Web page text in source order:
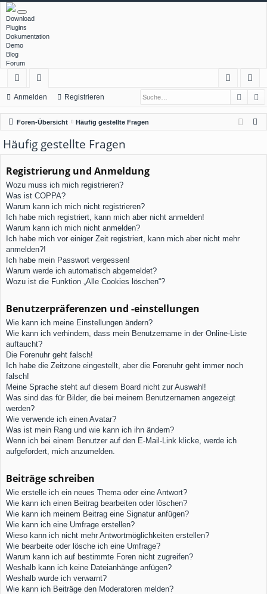
Download
Plugins
Dokumentation
Demo
Blog
Forum
ch
ne
llz
ug
rif
f
or
en
m
el
de
ist
rie
re
Anmelden Registrieren
Foren-Übersicht Häufig gestellte Fragen
Häufig gestellte Fragen
Registrierung und Anmeldung
Wozu muss ich mich registrieren?
Was ist COPPA?
Warum kann ich mich nicht registrieren?
Ich habe mich registriert, kann mich aber nicht anmelden!
Warum kann ich mich nicht anmelden?
Ich habe mich vor einiger Zeit registriert, kann mich aber nicht mehr
anmelden?!
Ich habe mein Passwort vergessen!
Warum werde ich automatisch abgemeldet?
Wozu ist die Funktion „Alle Cookies löschen“?
Benutzerpräferenzen und -einstellungen
Wie kann ich meine Einstellungen ändern?
Wie kann ich verhindern, dass mein Benutzername in der Online-Liste
auftaucht?
Die Forenuhr geht falsch!
Ich habe die Zeitzone eingestellt, aber die Forenuhr geht immer noch
falsch!
Meine Sprache steht auf diesem Board nicht zur Auswahl!
Was sind das für Bilder, die bei meinem Benutzernamen angezeigt
werden?
Wie verwende ich einen Avatar?
Was ist mein Rang und wie kann ich ihn ändern?
Wenn ich bei einem Benutzer auf den E-Mail-Link klicke, werde ich
aufgefordert, mich anzumelden.
Beiträge schreiben
Wie erstelle ich ein neues Thema oder eine Antwort?
Wie kann ich einen Beitrag bearbeiten oder löschen?
Wie kann ich meinem Beitrag eine Signatur anfügen?
Wie kann ich eine Umfrage erstellen?
Wieso kann ich nicht mehr Antwortmöglichkeiten erstellen?
Wie bearbeite oder lösche ich eine Umfrage?
Warum kann ich auf bestimmte Foren nicht zugreifen?
Weshalb kann ich keine Dateianhänge anfügen?
Weshalb wurde ich verwarnt?
Wie kann ich Beiträge den Moderatoren melden?